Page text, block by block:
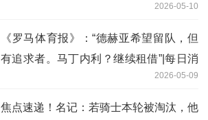
2026-05-10
《罗马体育报》：“德赫亚希望留队，但
有追求者。马丁内利？继续租借”|每日消
2026-05-09
焦点速递！名记：若骑士本轮被淘汰，他